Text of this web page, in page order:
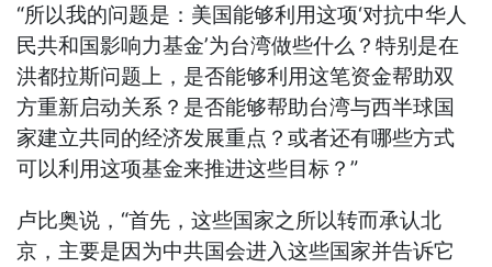
“所以我的问题是：美国能够利用这项‘对抗中华人
民共和国影响力基金’为台湾做些什么？特别是在
洪都拉斯问题上，是否能够利用这笔资金帮助双
方重新启动关系？是否能够帮助台湾与西半球国
家建立共同的经济发展重点？或者还有哪些方式
可以利用这项基金来推进这些目标？”
卢比奥说，“首先，这些国家之所以转而承认北
京，主要是因为中共国会进入这些国家并告诉它